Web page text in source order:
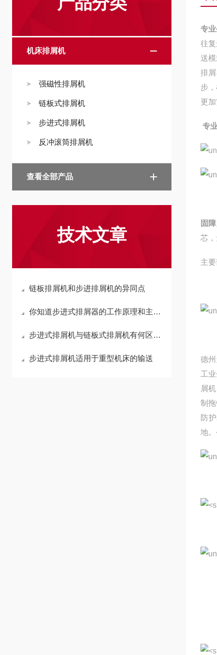
机床排屑机
强磁性排屑机
链板式排屑机
步进式排屑机
反冲滚筒排屑机
查看全部产品
技术文章
链板排屑机和步进排屑机的异同点
你知道步进式排屑器的工作原理和主要使用环境吗
步进式排屑机与链板式排屑机有何区别？
步进式排屑机适用于重型机床的输送
专
往
送
排
步
更
专
固
芯
主
德
工
屑
制
防
地